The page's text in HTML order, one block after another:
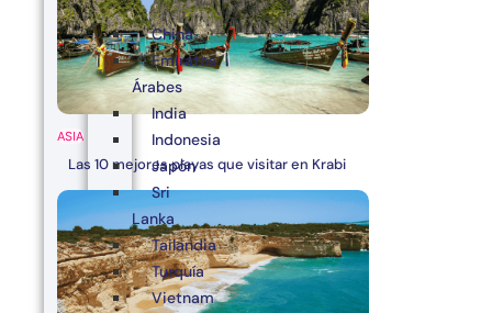
ASIA
Las 10 mejores playas que visitar en Krabi
China
Emiratos
Árabes
India
Indonesia
Japón
Sri
Lanka
Tailandia
Turquía
Vietnam